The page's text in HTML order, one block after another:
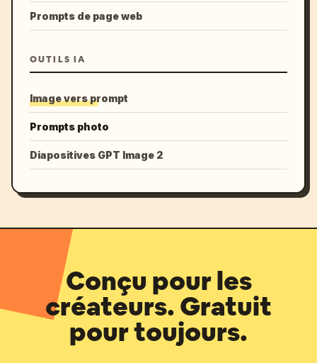
Prompts de page web
OUTILS IA
Image vers prompt
Prompts photo
Diapositives GPT Image 2
Conçu pour les
créateurs. Gratuit
pour toujours.